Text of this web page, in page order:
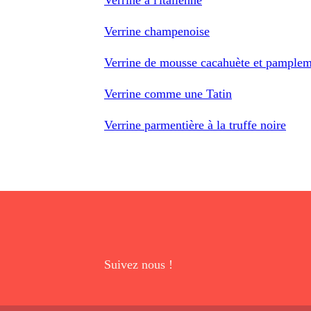
Verrine champenoise
Verrine de mousse cacahuète et
Verrine comme une Tatin
Verrine parmentière à la truffe noire
Suivez nous !